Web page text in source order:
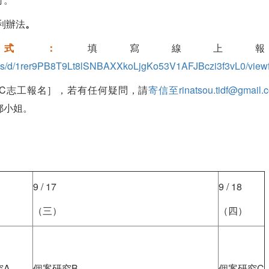
辦法。
：填寫線上
d/1rer9PB8T9Lt8lSNBAXXkoLjgKo53V1AFJBczi3f3vL0/
志工報名］，若有任何疑問，請寄信至
姐。
9 / 17
（三）
9 / 18
（四）